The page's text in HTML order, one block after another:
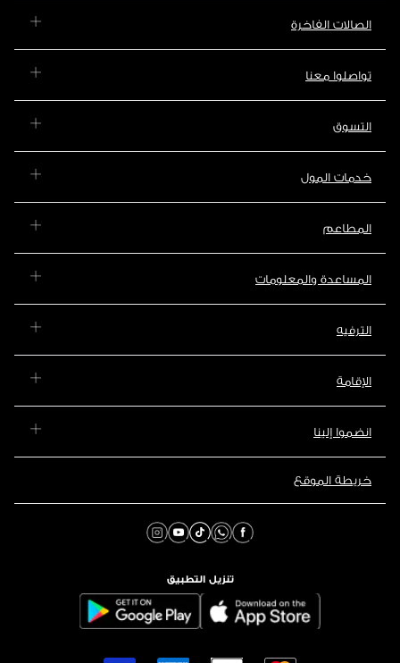
الصالات الفاخرة
تواصلوا معنا
التسوق
خدمات المول
المطاعم
المساعدة والمعلومات
الترفيه
الإقامة
انضموا إلينا
خريطة الموقع
تنزيل التطبيق